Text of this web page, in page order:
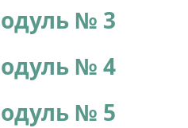
№ 3
№ 4
№ 5